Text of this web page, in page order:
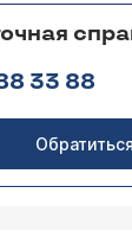
33 88
Обратиться